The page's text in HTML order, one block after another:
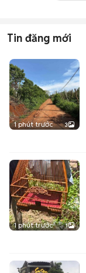
Tin đăng mới
1 phút trước 3
1 phút trước 1